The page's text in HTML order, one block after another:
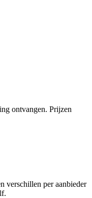
ontvangen. Prijzen
verschillen per aanbieder